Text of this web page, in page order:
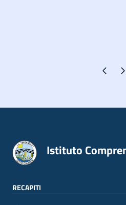
Pagina precedente
Pagina
Istituto
RECAPITI